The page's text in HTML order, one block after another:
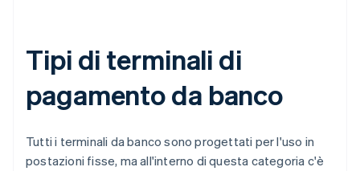
Tipi di terminali di
pagamento da banco
Tutti i terminali da banco sono progettati per l'uso in
postazioni fisse, ma all'interno di questa categoria c'è